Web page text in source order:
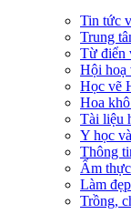
Tin tức
Trung
Từ điển
Hội hoạ
Học vẽ
Hoa
Tài liệu
Y học
Thông
Ẩm
Làm
Trồng,